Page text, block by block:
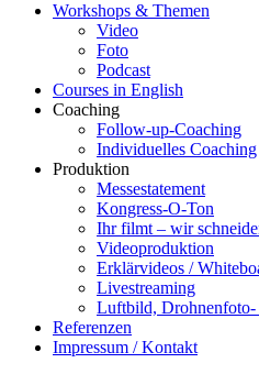
Workshops & Themen
Video
Foto
Podcast
Courses in English
Coaching
Follow-up-Coaching
Individuelles Coaching
Produktion
Messestatement
Kongress-O-Ton
Ihr filmt – wir
Videoproduktion
Erklärvideos /
Livestreaming
Luftbild, Drohnenfoto-
Referenzen
Impressum / Kontakt